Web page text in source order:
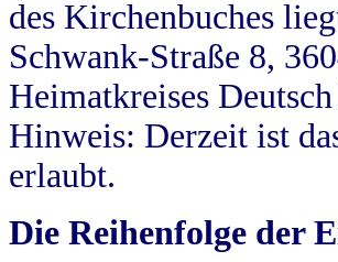
des Kirchenbuches
Schwank-Straße 8,
Heimatkreises
Hinweis: Derzeit ist
erlaubt.
Die Reihenfolge der